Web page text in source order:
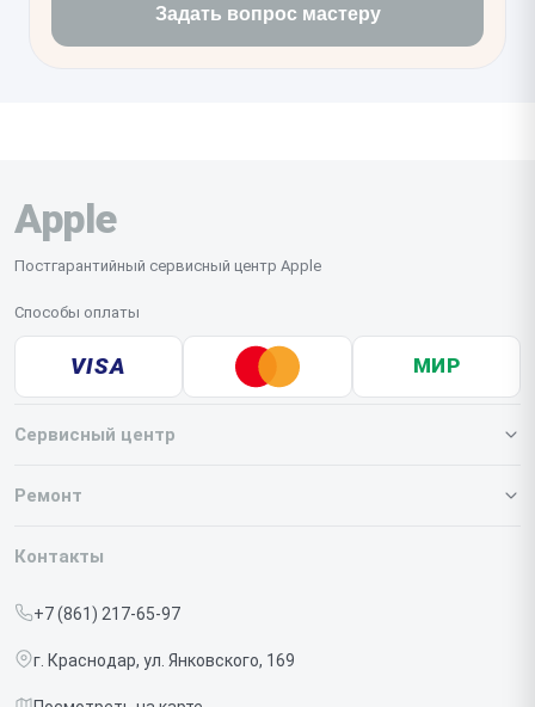
Задать вопрос мастеру
Apple
Постгарантийный сервисный центр Apple
Способы оплаты
VISA МИР
Сервисный центр
О нашем сервисе
Срочный ремонт
Доставка и способы оплаты
Ремонт
Iphone
Контакты
+7 (861) 217-65-97
г. Краснодар, ул. Янковского, 169